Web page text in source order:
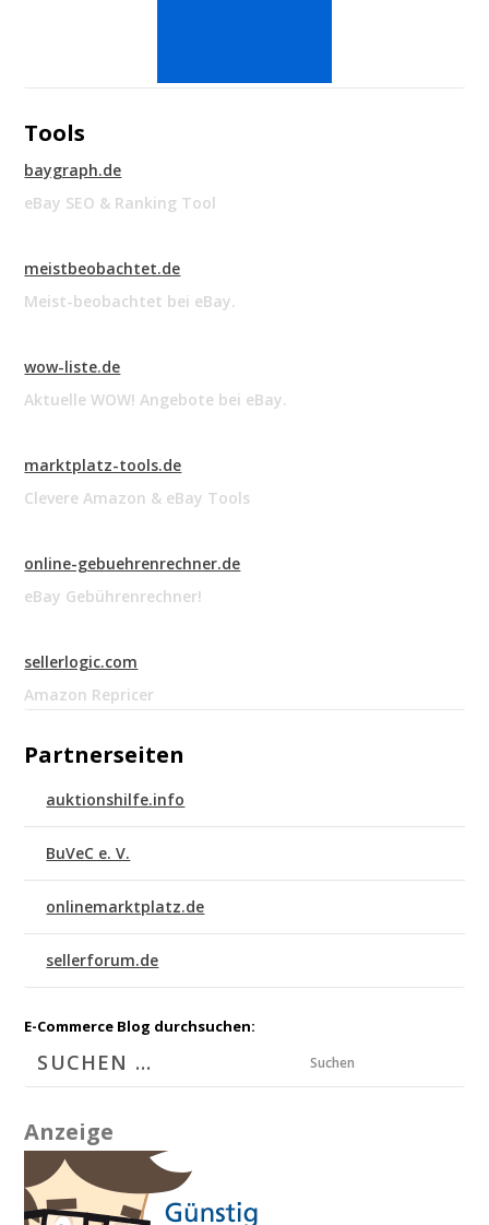
Tools
baygraph.de
eBay SEO & Ranking Tool
meistbeobachtet.de
Meist-beobachtet bei eBay.
wow-liste.de
Aktuelle WOW! Angebote bei eBay.
marktplatz-tools.de
Clevere Amazon & eBay Tools
online-gebuehrenrechner.de
eBay Gebührenrechner!
sellerlogic.com
Amazon Repricer
Partnerseiten
auktionshilfe.info
BuVeC e. V.
onlinemarktplatz.de
sellerforum.de
E-Commerce Blog durchsuchen:
Suchen
Anzeige